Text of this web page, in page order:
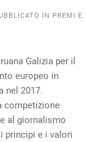
IN
PREMI E
Galizia per il
europeo in
nel 2017.
competizione
al giornalismo
principi e i valori